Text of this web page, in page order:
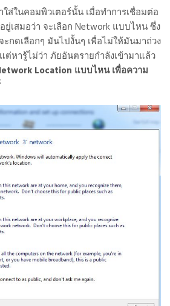
ใส่ในคอมพิวเตอร์นั้น เมื่อทำการเชื่อมต่อ
เสมอว่า จะเลือก Network แบบไหน ซึ่ง
กดเลือกๆ มันไปงั้นๆ เพื่อไม่ให้มันมาถ่วง
ต่หารู้ไม่ว่า ภัยอันตรายกำลังเข้ามาแล้ว
Location แบบไหน เพื่อความ